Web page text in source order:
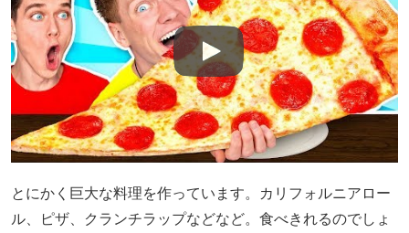
とにかく巨大な料理を作っています。カリフォルニアロー
ル、ピザ、クランチラップなどなど。食べきれるのでしょ